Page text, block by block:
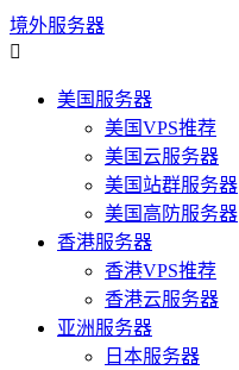
境外服务器

美国服务器
美国VPS推荐
美国云服务器
美国站群服务器
美国高防服务器
香港服务器
香港VPS推荐
香港云服务器
亚洲服务器
日本服务器